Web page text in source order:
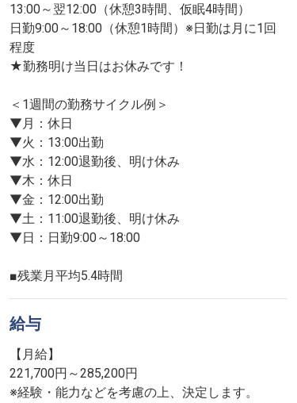
13:00～翌12:00（休憩3時間、仮眠4時間）
日勤9:00～18:00（休憩1時間）※日勤は月に1回
程度
★勤務明け当日はお休みです！
＜1週間の勤務サイクル例＞
▼月：休日
▼火：13:00出勤
▼水：12:00退勤後、明け休み
▼木：休日
▼金：12:00出勤
▼土：11:00退勤後、明け休み
▼日：日勤9:00～18:00
■残業月平均5.4時間
給与
【月給】
221,700円～285,200円
※経験・能力などを考慮の上、決定します。